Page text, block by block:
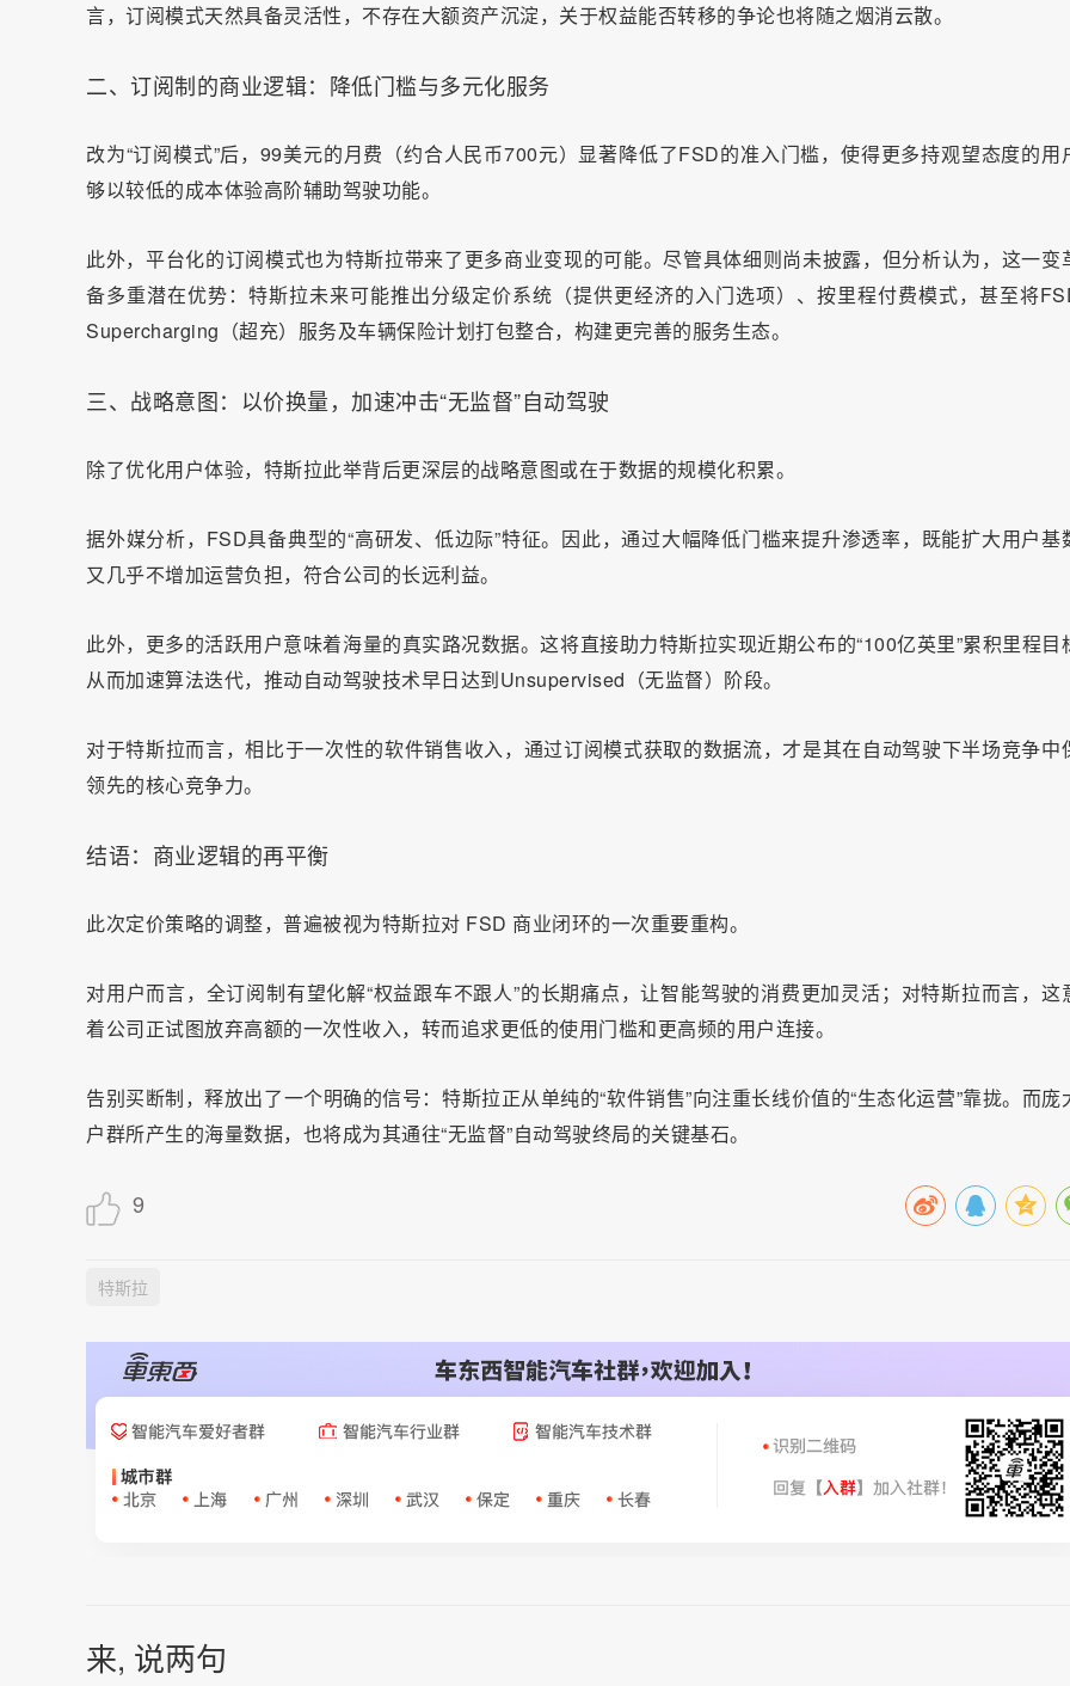
言，订阅模式天然具备灵活性，不存在大额资产沉淀，关于权益能否转移的争论也将随之烟消云散。
二、订阅制的商业逻辑：降低门槛与多元化服务
改为“订阅模式”后，99美元的月费（约合人民币700元）显著降低了FSD的准入门槛，使得更多持观望态度的用
够以较低的成本体验高阶辅助驾驶功能。
此外，平台化的订阅模式也为特斯拉带来了更多商业变现的可能。尽管具体细则尚未披露，但分析认为，这一变
备多重潜在优势：特斯拉未来可能推出分级定价系统（提供更经济的入门选项）、按里程付费模式，甚至将
Supercharging（超充）服务及车辆保险计划打包整合，构建更完善的服务生态。
三、战略意图：以价换量，加速冲击“无监督”自动驾驶
除了优化用户体验，特斯拉此举背后更深层的战略意图或在于数据的规模化积累。
据外媒分析，FSD具备典型的“高研发、低边际”特征。因此，通过大幅降低门槛来提升渗透率，既能扩大用户基
又几乎不增加运营负担，符合公司的长远利益。
此外，更多的活跃用户意味着海量的真实路况数据。这将直接助力特斯拉实现近期公布的“100亿英里”累积里程目
从而加速算法迭代，推动自动驾驶技术早日达到Unsupervised（无监督）阶段。
对于特斯拉而言，相比于一次性的软件销售收入，通过订阅模式获取的数据流，才是其在自动驾驶下半场竞争中
领先的核心竞争力。
结语：商业逻辑的再平衡
此次定价策略的调整，普遍被视为特斯拉对 FSD 商业闭环的一次重要重构。
对用户而言，全订阅制有望化解“权益跟车不跟人”的长期痛点，让智能驾驶的消费更加灵活；对特斯拉而言，这
着公司正试图放弃高额的一次性收入，转而追求更低的使用门槛和更高频的用户连接。
告别买断制，释放出了一个明确的信号：特斯拉正从单纯的“软件销售”向注重长线价值的“生态化运营”靠拢。而庞
户群所产生的海量数据，也将成为其通往“无监督”自动驾驶终局的关键基石。
9
特斯拉
来, 说两句